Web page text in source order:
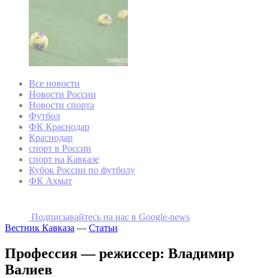
Все новости
Новости России
Новости спорта
Футбол
ФК Краснодар
Краснодар
спорт в России
спорт на Кавказе
Кубок России по футболу
ФК Ахмат
Подписывайтесь на наc в Google-news
Вестник Кавказа — Статьи
Профессия — режиссер: Владимир
Валиев